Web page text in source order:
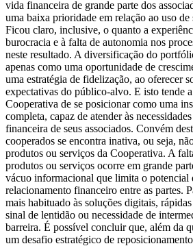
vida financeira de grande parte dos
uma baixa prioridade em relação ao uso de
Ficou claro, inclusive, o quanto a
burocracia e à falta de autonomia nos
neste resultado. A diversificação do
apenas como uma oportunidade de
uma estratégia de fidelização, ao oferecer
expectativas do público-alvo. E isto tende
Cooperativa de se posicionar como uma
completa, capaz de atender às
financeira de seus associados. Convém
cooperados se encontra inativa, ou seja,
produtos ou serviços da Cooperativa. A
produtos ou serviços ocorre em grande
vácuo informacional que limita o potencial
relacionamento financeiro entre as partes.
mais habituado às soluções digitais,
sinal de lentidão ou necessidade de
barreira. É possível concluir que, além da
um desafio estratégico de